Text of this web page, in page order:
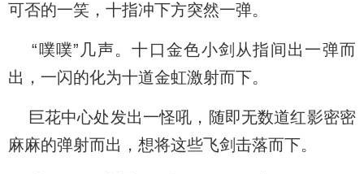
可否的一笑，十指冲下方突然一弹。
“噗噗”几声。十口金色小剑从指间出一弹而
出，一闪的化为十道金虹激射而下。
巨花中心处发出一怪吼，随即无数道红影密密
麻麻的弹射而出，想将这些飞剑击落而下。